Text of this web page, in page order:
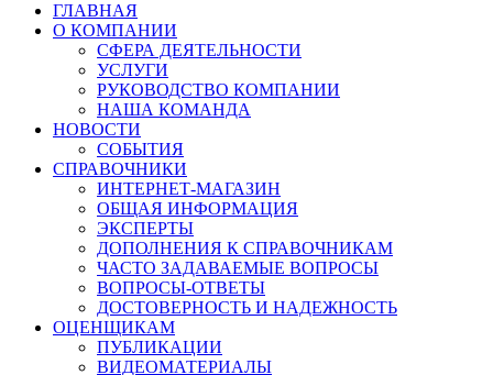
ГЛАВНАЯ
О КОМПАНИИ
СФЕРА ДЕЯТЕЛЬНОСТИ
УСЛУГИ
РУКОВОДСТВО КОМПАНИИ
НАША КОМАНДА
НОВОСТИ
СОБЫТИЯ
СПРАВОЧНИКИ
ИНТЕРНЕТ-МАГАЗИН
ОБЩАЯ ИНФОРМАЦИЯ
ЭКСПЕРТЫ
ДОПОЛНЕНИЯ К СПРАВОЧНИКАМ
ЧАСТО ЗАДАВАЕМЫЕ ВОПРОСЫ
ВОПРОСЫ-ОТВЕТЫ
ДОСТОВЕРНОСТЬ И НАДЕЖНОСТЬ
ОЦЕНЩИКАМ
ПУБЛИКАЦИИ
ВИДЕОМАТЕРИАЛЫ